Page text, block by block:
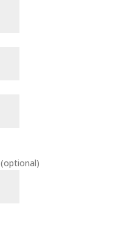
(optional)